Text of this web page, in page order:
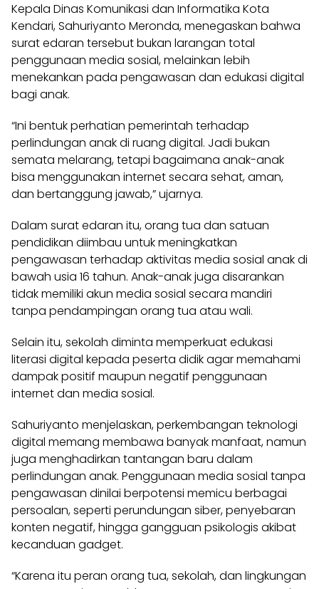
Kepala Dinas Komunikasi dan Informatika Kota
Kendari, Sahuriyanto Meronda, menegaskan bahwa
surat edaran tersebut bukan larangan total
penggunaan media sosial, melainkan lebih
menekankan pada pengawasan dan edukasi digital
bagi anak.
“Ini bentuk perhatian pemerintah terhadap
perlindungan anak di ruang digital. Jadi bukan
semata melarang, tetapi bagaimana anak-anak
bisa menggunakan internet secara sehat, aman,
dan bertanggung jawab,” ujarnya.
Dalam surat edaran itu, orang tua dan satuan
pendidikan diimbau untuk meningkatkan
pengawasan terhadap aktivitas media sosial anak di
bawah usia 16 tahun. Anak-anak juga disarankan
tidak memiliki akun media sosial secara mandiri
tanpa pendampingan orang tua atau wali.
Selain itu, sekolah diminta memperkuat edukasi
literasi digital kepada peserta didik agar memahami
dampak positif maupun negatif penggunaan
internet dan media sosial.
Sahuriyanto menjelaskan, perkembangan teknologi
digital memang membawa banyak manfaat, namun
juga menghadirkan tantangan baru dalam
perlindungan anak. Penggunaan media sosial tanpa
pengawasan dinilai berpotensi memicu berbagai
persoalan, seperti perundungan siber, penyebaran
konten negatif, hingga gangguan psikologis akibat
kecanduan gadget.
“Karena itu peran orang tua, sekolah, dan lingkungan